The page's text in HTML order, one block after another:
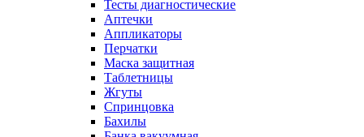
Тесты диагностические
Аптечки
Аппликаторы
Перчатки
Маска защитная
Таблетницы
Жгуты
Спринцовка
Бахилы